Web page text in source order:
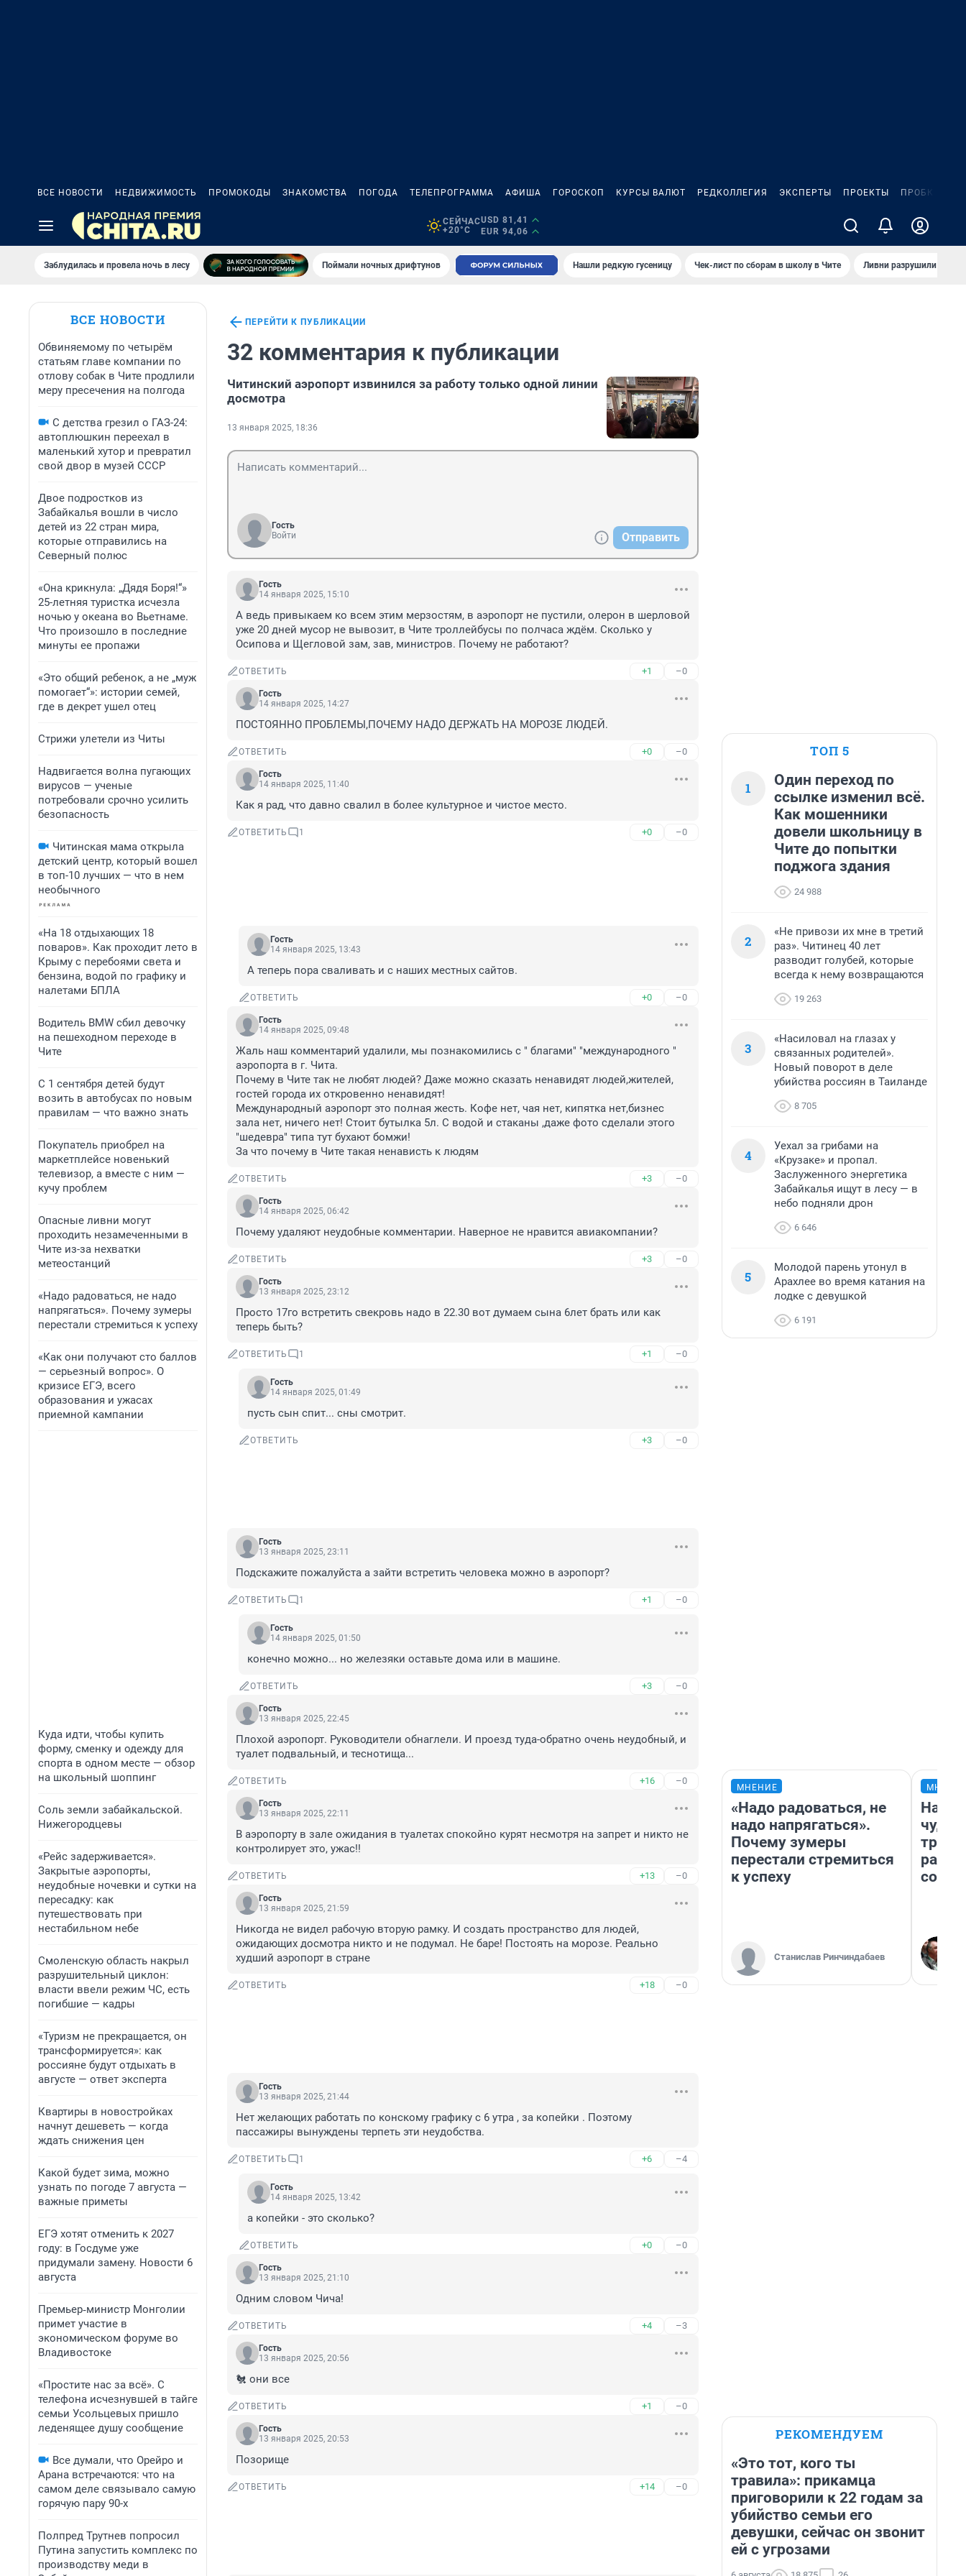
ВСЕ НОВОСТИ НЕДВИЖИМОСТЬ ПРОМОКОДЫ ЗНАКОМСТВА ПОГОДА ТЕЛЕПРОГРАММА АФИША ГОРОСКОП КУРСЫ ВАЛЮТ РЕДКОЛЛЕГИЯ ЭКСПЕРТЫ ПРОЕКТЫ ПРОБКИ
СЕЙЧАС
+20°C
USD 81,41
EUR 94,06
Заблудилась и провела ночь в лесу Поймали ночных дрифтунов Нашли редкую гусеницу Чек-лист по сборам в школу в Чите Ливни разрушили
ВСЕ НОВОСТИ
Обвиняемому по четырём
статьям главе компании по
отлову собак в Чите продлили
меру пресечения на полгода
С детства грезил о ГАЗ-24:
автоплюшкин переехал в
маленький хутор и превратил
свой двор в музей СССР
Двое подростков из
Забайкалья вошли в число
детей из 22 стран мира,
которые отправились на
Северный полюс
«Она крикнула: „Дядя Боря!“»
25-летняя туристка исчезла
ночью у океана во Вьетнаме.
Что произошло в последние
минуты ее пропажи
«Это общий ребенок, а не „муж
помогает“»: истории семей,
где в декрет ушел отец
Стрижи улетели из Читы
Надвигается волна пугающих
вирусов — ученые
потребовали срочно усилить
безопасность
Читинская мама открыла
детский центр, который вошел
в топ-10 лучших — что в нем
необычного
«На 18 отдыхающих 18
поваров». Как проходит лето в
Крыму с перебоями света и
бензина, водой по графику и
налетами БПЛА
Водитель BMW сбил девочку
на пешеходном переходе в
Чите
С 1 сентября детей будут
возить в автобусах по новым
правилам — что важно знать
Покупатель приобрел на
маркетплейсе новенький
телевизор, а вместе с ним —
кучу проблем
Опасные ливни могут
проходить незамеченными в
Чите из-за нехватки
метеостанций
«Надо радоваться, не надо
напрягаться». Почему зумеры
перестали стремиться к успеху
«Как они получают сто баллов
— серьезный вопрос». О
кризисе ЕГЭ, всего
образования и ужасах
приемной кампании
Куда идти, чтобы купить
форму, сменку и одежду для
спорта в одном месте — обзор
на школьный шоппинг
Соль земли забайкальской.
Нижегородцевы
«Рейс задерживается».
Закрытые аэропорты,
неудобные ночевки и сутки на
пересадку: как
путешествовать при
нестабильном небе
Смоленскую область накрыл
разрушительный циклон:
власти ввели режим ЧС, есть
погибшие — кадры
«Туризм не прекращается, он
трансформируется»: как
россияне будут отдыхать в
августе — ответ эксперта
Квартиры в новостройках
начнут дешеветь — когда
ждать снижения цен
Какой будет зима, можно
узнать по погоде 7 августа —
важные приметы
ЕГЭ хотят отменить к 2027
году: в Госдуме уже
придумали замену. Новости 6
августа
Премьер‑министр Монголии
примет участие в
экономическом форуме во
Владивостоке
«Простите нас за всё». С
телефона исчезнувшей в тайге
семьи Усольцевых пришло
леденящее душу сообщение
Все думали, что Орейро и
Арана встречаются: что на
самом деле связывало самую
горячую пару 90-х
Полпред Трутнев попросил
Путина запустить комплекс по
производству меди в
ПЕРЕЙТИ К ПУБЛИКАЦИИ
32 комментария к публикации
Читинский аэропорт извинился за работу только одной линии
досмотра
13 января 2025, 18:36
Гость
Войти
Отправить
Гость
14 января 2025, 15:10
А ведь привыкаем ко всем этим мерзостям, в аэропорт не пустили, олерон в шерловой
уже 20 дней мусор не вывозит, в Чите троллейбусы по полчаса ждём. Сколько у
Осипова и Щегловой зам, зав, министров. Почему не работают?
ОТВЕТИТЬ +1 –0
Гость
14 января 2025, 14:27
ПОСТОЯННО ПРОБЛЕМЫ,ПОЧЕМУ НАДО ДЕРЖАТЬ НА МОРОЗЕ ЛЮДЕЙ.
ОТВЕТИТЬ +0 –0
Гость
14 января 2025, 11:40
Как я рад, что давно свалил в более культурное и чистое место.
ОТВЕТИТЬ 1 +0 –0
Гость
14 января 2025, 13:43
А теперь пора сваливать и с наших местных сайтов.
ОТВЕТИТЬ +0 –0
Гость
14 января 2025, 09:48
Жаль наш комментарий удалили, мы познакомились с " благами" "международного "
аэропорта в г. Чита.
Почему в Чите так не любят людей? Даже можно сказать ненавидят людей,жителей,
гостей города их откровенно ненавидят!
Международный аэропорт это полная жесть. Кофе нет, чая нет, кипятка нет,бизнес
зала нет, ничего нет! Стоит бутылка 5л. С водой и стаканы ,даже фото сделали этого
"шедевра" типа тут бухают бомжи!
За что почему в Чите такая ненависть к людям
ОТВЕТИТЬ +3 –0
Гость
14 января 2025, 06:42
Почему удаляют неудобные комментарии. Наверное не нравится авиакомпании?
ОТВЕТИТЬ +3 –0
Гость
13 января 2025, 23:12
Просто 17го встретить свекровь надо в 22.30 вот думаем сына 6лет брать или как
теперь быть?
ОТВЕТИТЬ 1 +1 –0
Гость
14 января 2025, 01:49
пусть сын спит... сны смотрит.
ОТВЕТИТЬ +3 –0
Гость
13 января 2025, 23:11
Подскажите пожалуйста а зайти встретить человека можно в аэропорт?
ОТВЕТИТЬ 1 +1 –0
Гость
14 января 2025, 01:50
конечно можно... но железяки оставьте дома или в машине.
ОТВЕТИТЬ +3 –0
Гость
13 января 2025, 22:45
Плохой аэропорт. Руководители обнаглели. И проезд туда-обратно очень неудобный, и
туалет подвальный, и теснотища...
ОТВЕТИТЬ +16 –0
Гость
13 января 2025, 22:11
В аэропорту в зале ожидания в туалетах спокойно курят несмотря на запрет и никто не
контролирует это, ужас!!
ОТВЕТИТЬ +13 –0
Гость
13 января 2025, 21:59
Никогда не видел рабочую вторую рамку. И создать пространство для людей,
ожидающих досмотра никто и не подумал. Не баре! Постоять на морозе. Реально
худший аэропорт в стране
ОТВЕТИТЬ +18 –0
Гость
13 января 2025, 21:44
Нет желающих работать по конскому графику с 6 утра , за копейки . Поэтому
пассажиры вынуждены терпеть эти неудобства.
ОТВЕТИТЬ 1 +6 –4
Гость
14 января 2025, 13:42
а копейки - это сколько?
ОТВЕТИТЬ +0 –0
Гость
13 января 2025, 21:10
Одним словом Чича!
ОТВЕТИТЬ +4 –3
Гость
13 января 2025, 20:56
🐔 они все
ОТВЕТИТЬ +1 –0
Гость
13 января 2025, 20:53
Позорище
ОТВЕТИТЬ +14 –0
ТОП 5
1
Один переход по
ссылке изменил всё.
Как мошенники
довели школьницу в
Чите до попытки
поджога здания
24 988
2
«Не привози их мне в третий
раз». Читинец 40 лет
разводит голубей, которые
всегда к нему возвращаются
19 263
3
«Насиловал на глазах у
связанных родителей».
Новый поворот в деле
убийства россиян в Таиланде
8 705
4
Уехал за грибами на
«Крузаке» и пропал.
Заслуженного энергетика
Забайкалья ищут в лесу — в
небо подняли дрон
6 646
5
Молодой парень утонул в
Арахлее во время катания на
лодке с девушкой
6 191
МНЕНИЕ
«Надо радоваться, не
надо напрягаться».
Почему зумеры
перестали стремиться
к успеху
Станислав Ринчиндабаев
РЕКОМЕНДУЕМ
«Это тот, кого ты
травила»: прикамца
приговорили к 22 годам за
убийство семьи его
девушки, сейчас он звонит
ей с угрозами